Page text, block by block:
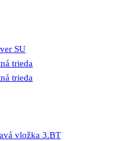
SU
trieda
trieda
vložka 3.BT